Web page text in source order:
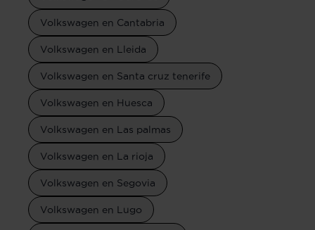
Volkswagen en Cantabria
Volkswagen en Lleida
Volkswagen en Santa cruz tenerife
Volkswagen en Huesca
Volkswagen en Las palmas
Volkswagen en La rioja
Volkswagen en Segovia
Volkswagen en Lugo